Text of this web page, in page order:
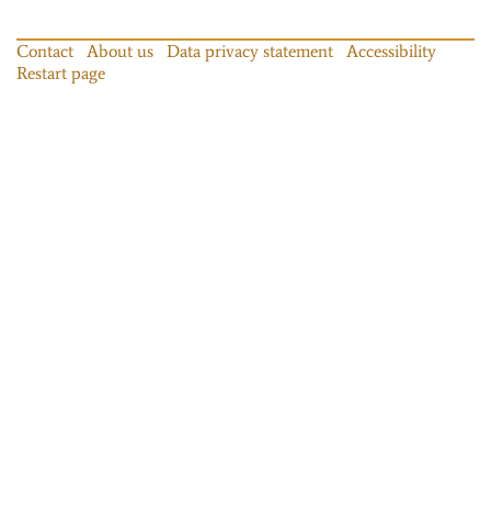
Contact About us Data privacy statement
Accessibility
Restart page